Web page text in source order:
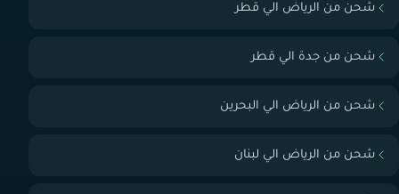
شحن من الرياض الي قطر
شحن من جدة الي قطر
شحن من الرياض الي البحرين
شحن من الرياض الي لبنان